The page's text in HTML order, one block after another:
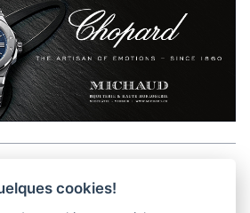
cookies!